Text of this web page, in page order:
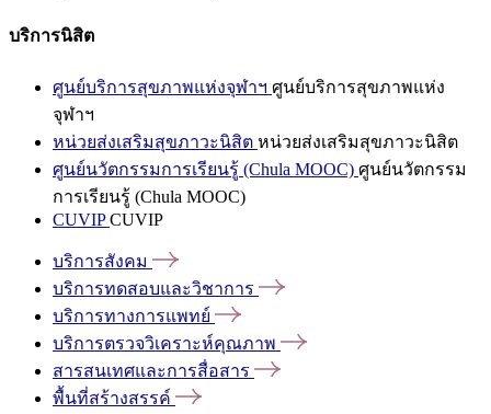
บริการนิสิต
ศูนย์บริการสุขภาพแห่งจุฬาฯ ศูนย์บริการสุขภาพแห่ง
จุฬาฯ
หน่วยส่งเสริมสุขภาวะนิสิต หน่วยส่งเสริมสุขภาวะนิสิต
ศูนย์นวัตกรรมการเรียนรู้ (Chula MOOC) ศูนย์นวัตกรรม
การเรียนรู้ (Chula MOOC)
CUVIPCUVIP
บริการสังคม
บริการทดสอบและวิชาการ
บริการทางการแพทย์
บริการตรวจวิเคราะห์คุณภาพ
สารสนเทศและการสื่อสาร
พื้นที่สร้างสรรค์